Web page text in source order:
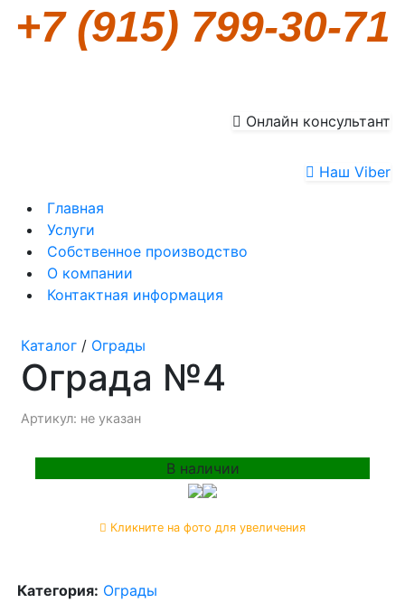
+7 (915) 799-30-71
Онлайн консультант
Наш Viber
Главная
Услуги
Собственное производство
О компании
Контактная информация
Каталог / Ограды
Ограда №4
Артикул: не указан
В наличии
Кликните на фото для увеличения
Категория: Ограды